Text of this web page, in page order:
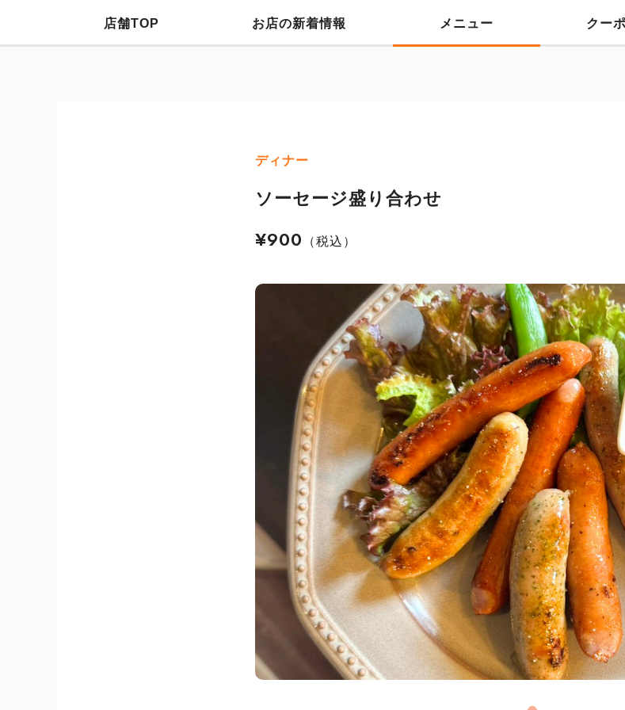
店舗TOP お店の新着情報 メニュー クー
ディナー
ソーセージ盛り合わせ
¥900 （税込）